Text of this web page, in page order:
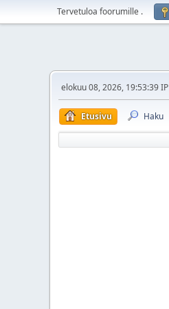
Tervetuloa foorumille .
elokuu 08, 2026, 19:53:39 IP
Etusivu Haku